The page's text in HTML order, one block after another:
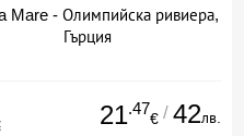
Mare - Олимпийска ривиера,
Гърция
21.47
€ / 42лв.